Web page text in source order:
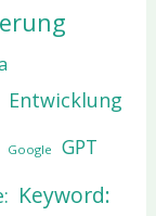
Entwicklung
Google GPT
Keyword: